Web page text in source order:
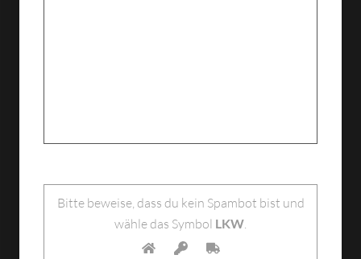
Bitte lasse dieses Feld leer.
Bitte beweise, dass du kein Spambot bist und
wähle das Symbol LKW.